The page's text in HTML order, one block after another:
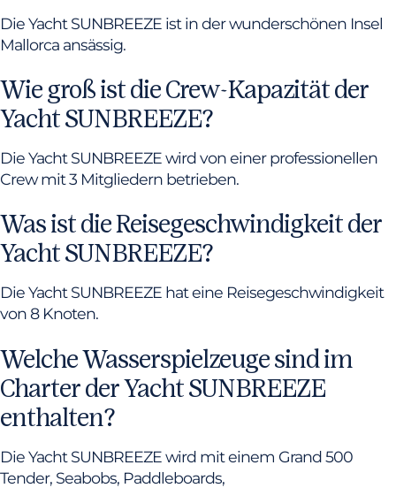
Die Yacht SUNBREEZE ist in der wunderschönen Insel
Mallorca ansässig.
Wie groß ist die Crew-Kapazität der
Yacht SUNBREEZE?
Die Yacht SUNBREEZE wird von einer professionellen
Crew mit 3 Mitgliedern betrieben.
Was ist die Reisegeschwindigkeit der
Yacht SUNBREEZE?
Die Yacht SUNBREEZE hat eine Reisegeschwindigkeit
von 8 Knoten.
Welche Wasserspielzeuge sind im
Charter der Yacht SUNBREEZE
enthalten?
Die Yacht SUNBREEZE wird mit einem Grand 500
Tender, Seabobs, Paddleboards,